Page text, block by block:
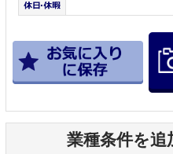
業種条件を追